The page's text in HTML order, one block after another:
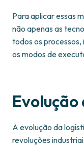
Para aplicar essas
não apenas as
todos os
os modos de
A evolução da
revoluções